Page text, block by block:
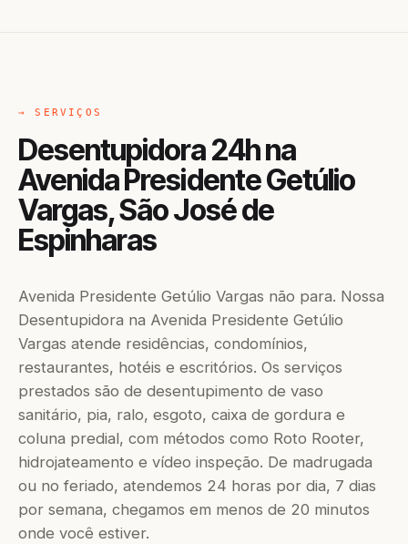
→ SERVIÇOS
Desentupidora 24h na
Avenida Presidente Getúlio
Vargas, São José de
Espinharas
Avenida Presidente Getúlio Vargas não para. Nossa
Desentupidora na Avenida Presidente Getúlio
Vargas atende residências, condomínios,
restaurantes, hotéis e escritórios. Os serviços
prestados são de desentupimento de vaso
sanitário, pia, ralo, esgoto, caixa de gordura e
coluna predial, com métodos como Roto Rooter,
hidrojateamento e vídeo inspeção. De madrugada
ou no feriado, atendemos 24 horas por dia, 7 dias
por semana, chegamos em menos de 20 minutos
onde você estiver.